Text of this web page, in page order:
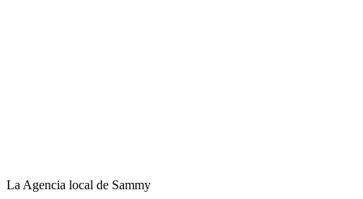
La Agencia local de Sammy